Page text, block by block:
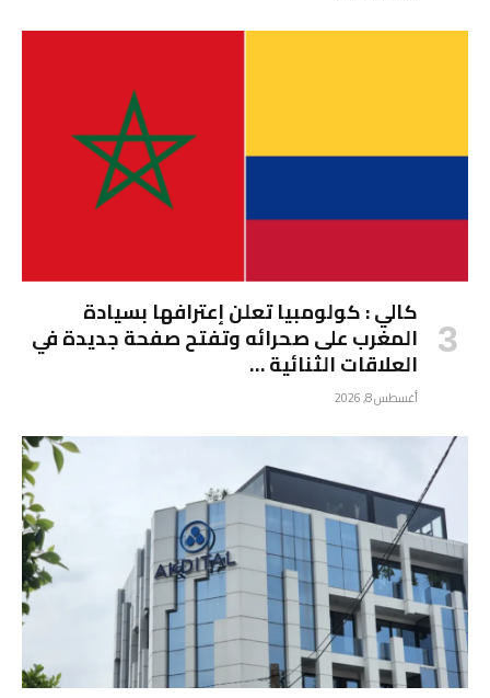
كالي : كولومبيا تعلن إعترافها بسيادة
المغرب على صحرائه وتفتح صفحة جديدة في
العلاقات الثنائية …
أغسطس 8, 2026